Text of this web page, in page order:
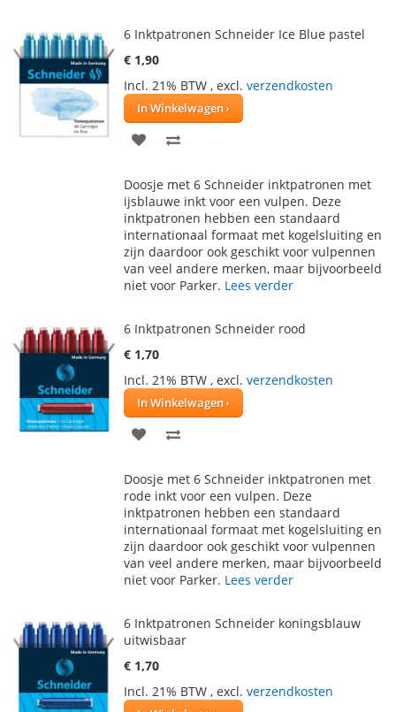
6 Inktpatronen Schneider Ice Blue pastel
€ 1,90
Incl. 21% BTW , excl. verzendkosten
In Winkelwagen
VOEG
AAN
VERLANGLIJST
TE
VERGELIJKEN
Doosje met 6 Schneider inktpatronen met
ijsblauwe inkt voor een vulpen. Deze
inktpatronen hebben een standaard
internationaal formaat met kogelsluiting en
zijn daardoor ook geschikt voor vulpennen
van veel andere merken, maar bijvoorbeeld
niet voor Parker. Lees verder
6 Inktpatronen Schneider rood
€ 1,70
Incl. 21% BTW , excl. verzendkosten
In Winkelwagen
VOEG
AAN
VERLANGLIJST
TE
VERGELIJKEN
Doosje met 6 Schneider inktpatronen met
rode inkt voor een vulpen. Deze
inktpatronen hebben een standaard
internationaal formaat met kogelsluiting en
zijn daardoor ook geschikt voor vulpennen
van veel andere merken, maar bijvoorbeeld
niet voor Parker. Lees verder
6 Inktpatronen Schneider koningsblauw
uitwisbaar
€ 1,70
Incl. 21% BTW , excl. verzendkosten